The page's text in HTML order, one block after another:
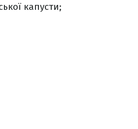
капусти;